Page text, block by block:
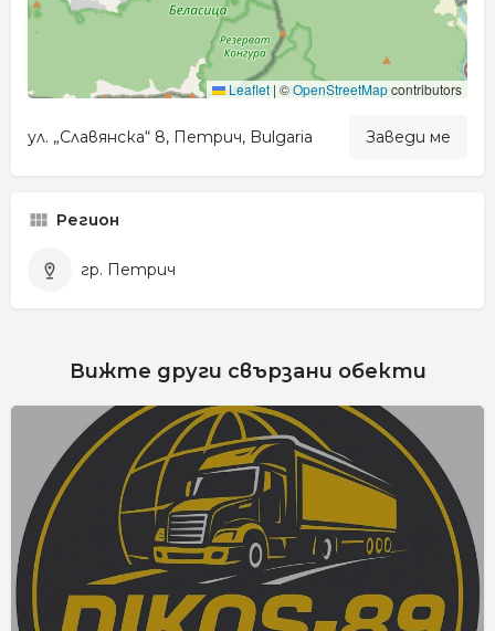
Leaflet | ©OpenStreetMapcontributors
ул. „Славянска“ 8, Петрич, Bulgaria Заведи ме
Регион
гр. Петрич
Вижте други свързани обекти